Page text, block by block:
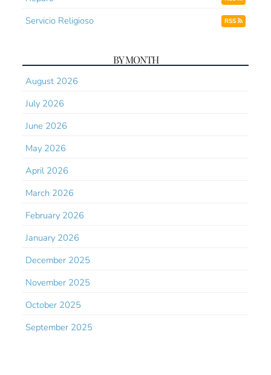
Servicio Religioso RSS
BY MONTH
August 2026
July 2026
June 2026
May 2026
April 2026
March 2026
February 2026
January 2026
December 2025
November 2025
October 2025
September 2025